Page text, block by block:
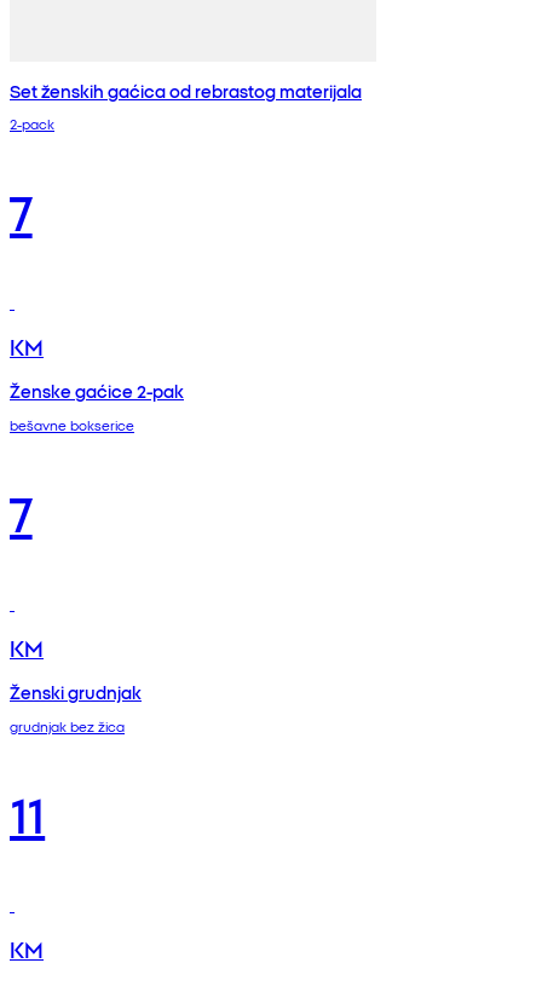
Set ženskih gaćica od rebrastog materijala
2-pack
7
KM
Ženske gaćice 2-pak
bešavne bokserice
7
KM
Ženski grudnjak
grudnjak bez žica
11
KM